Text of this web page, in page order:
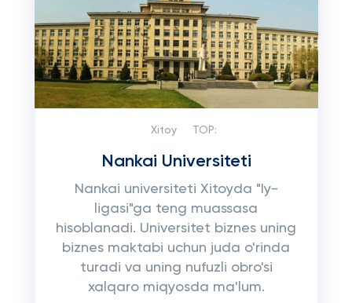
Xitoy TOP:
Nankai Universiteti
Nankai universiteti Xitoyda "Iy-
ligasi"ga teng muassasa
hisoblanadi. Universitet biznes uning
biznes maktabi uchun juda o'rinda
turadi va uning nufuzli obro'si
xalqaro miqyosda ma'lum.